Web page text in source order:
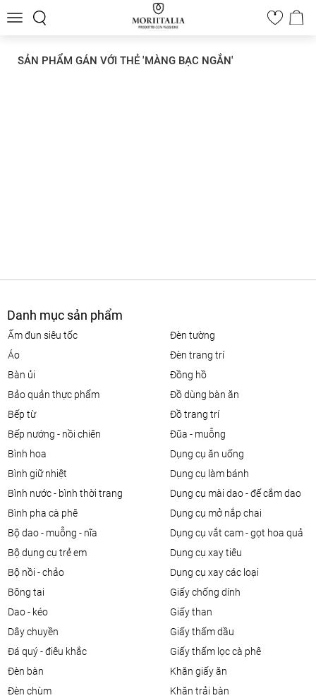
Toggle
0
SẢN PHẨM GÁN VỚI THẺ 'MÀNG BẠC NGẮN'
Danh mục sản phẩm
ấm đun siêu tốc
áo
bàn ủi
bảo quản thực phẩm
bếp từ
bếp nướng - nồi chiên
bình hoa
bình giữ nhiệt
bình nước - bình thời trang
bình pha cà phê
bộ dao - muỗng - nĩa
bộ dụng cụ trẻ em
bộ nồi - chảo
bông tai
dao - kéo
dây chuyền
đá quý - điêu khắc
đèn bàn
đèn chùm
đèn tường
đèn trang trí
đồng hồ
đồ dùng bàn ăn
đồ trang trí
đũa - muỗng
dụng cụ ăn uống
dụng cụ làm bánh
dụng cụ mài dao - đế cắm dao
dụng cụ mở nắp chai
dụng cụ vắt cam - gọt hoa quả
dụng cụ xay tiêu
dụng cụ xay các loại
giấy chống dính
giấy than
giấy thấm dầu
giấy thấm lọc cà phê
khăn giấy ăn
khăn trải bàn